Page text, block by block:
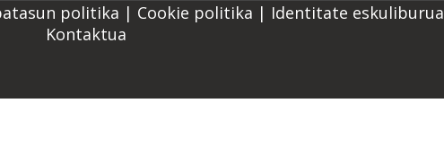
politika | Cookie politika | Identitate eskuliburua
Kontaktua